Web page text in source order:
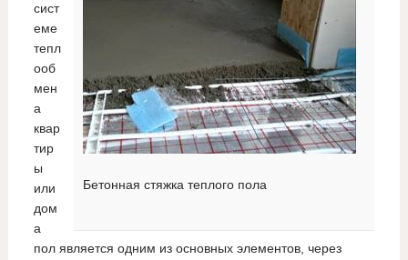
Бетонная стяжка теплого пола
сист
еме
тепл
ооб
мен
а
квар
тир
ы
или
дом
а
пол является одним из основных элементов, через